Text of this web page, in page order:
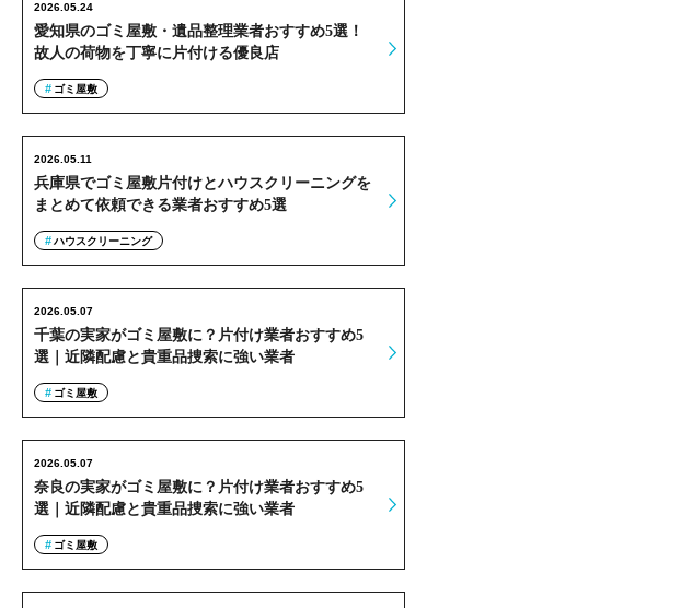
愛知県のゴミ屋敷・遺品整理業者おすすめ5選！
故人の荷物を丁寧に片付ける優良店
2026.05.24
ゴミ屋敷
兵庫県でゴミ屋敷片付けとハウスクリーニングを
まとめて依頼できる業者おすすめ5選
2026.05.11
ハウスクリーニング
千葉の実家がゴミ屋敷に？片付け業者おすすめ5
選｜近隣配慮と貴重品捜索に強い業者
2026.05.07
ゴミ屋敷
奈良の実家がゴミ屋敷に？片付け業者おすすめ5
選｜近隣配慮と貴重品捜索に強い業者
2026.05.07
ゴミ屋敷